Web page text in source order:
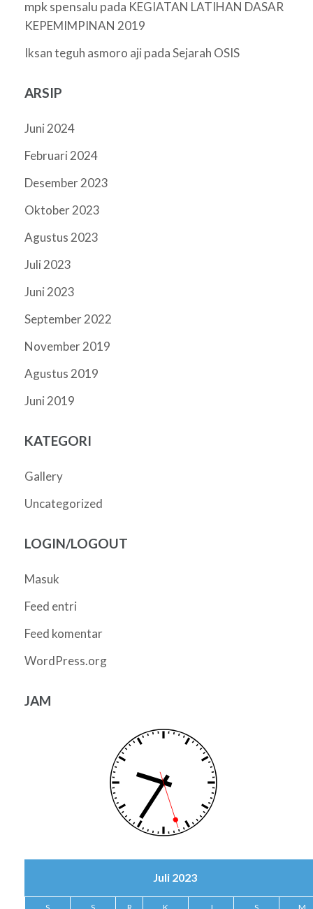
mpk spensalu pada KEGIATAN LATIHAN DASAR
KEPEMIMPINAN 2019
Iksan teguh asmoro aji padaSejarah OSIS
ARSIP
Juni 2024
Februari 2024
Desember 2023
Oktober 2023
Agustus 2023
Juli 2023
Juni 2023
September 2022
November 2019
Agustus 2019
Juni 2019
KATEGORI
Gallery
Uncategorized
LOGIN/LOGOUT
Masuk
Feed entri
Feed komentar
WordPress.org
JAM
Juli 2023